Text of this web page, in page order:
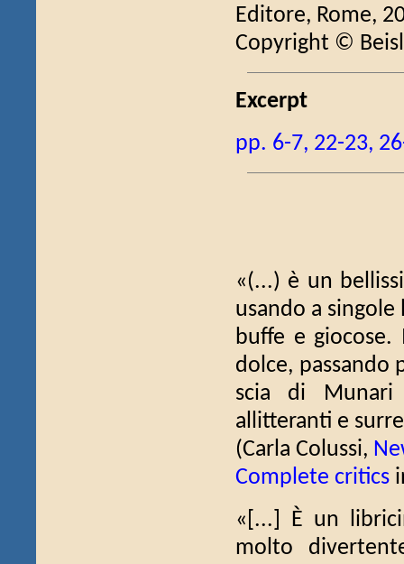
Editore, Rome,
Copyright ©
Excerpt
pp. 6-7, 22-23,
«(...) è un
usando a
buffe e giocose.
dolce, passando
scia di Munari
allitteranti e
(Carla Colussi,
Complete critics
«[...] È un
molto